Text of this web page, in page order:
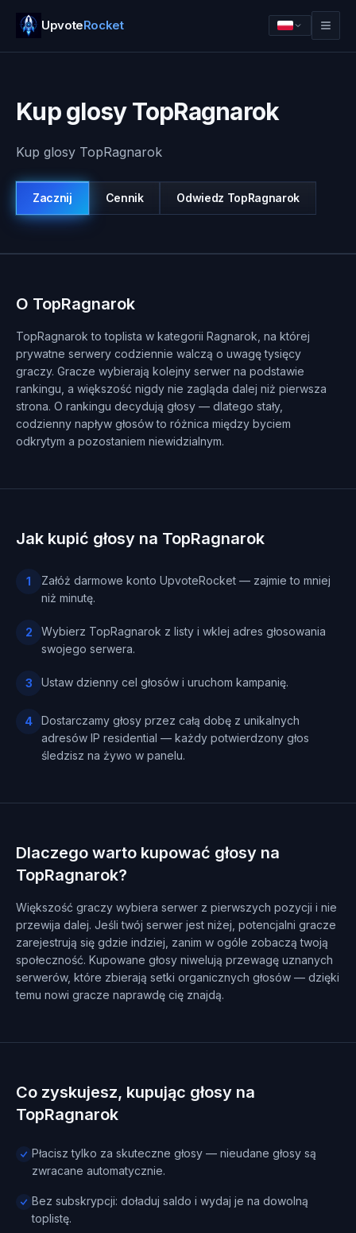
UpvoteRocket
Kup glosy TopRagnarok
Kup glosy TopRagnarok
Zacznij Cennik Odwiedz TopRagnarok
O TopRagnarok
TopRagnarok to toplista w kategorii Ragnarok, na której
prywatne serwery codziennie walczą o uwagę tysięcy
graczy. Gracze wybierają kolejny serwer na podstawie
rankingu, a większość nigdy nie zagląda dalej niż pierwsza
strona. O rankingu decydują głosy — dlatego stały,
codzienny napływ głosów to różnica między byciem
odkrytym a pozostaniem niewidzialnym.
Jak kupić głosy na TopRagnarok
1
Załóż darmowe konto UpvoteRocket — zajmie to mniej
niż minutę.
2
Wybierz TopRagnarok z listy i wklej adres głosowania
swojego serwera.
3 Ustaw dzienny cel głosów i uruchom kampanię.
4
Dostarczamy głosy przez całą dobę z unikalnych
adresów IP residential — każdy potwierdzony głos
śledzisz na żywo w panelu.
Dlaczego warto kupować głosy na
TopRagnarok?
Większość graczy wybiera serwer z pierwszych pozycji i nie
przewija dalej. Jeśli twój serwer jest niżej, potencjalni gracze
zarejestrują się gdzie indziej, zanim w ogóle zobaczą twoją
społeczność. Kupowane głosy niwelują przewagę uznanych
serwerów, które zbierają setki organicznych głosów — dzięki
temu nowi gracze naprawdę cię znajdą.
Co zyskujesz, kupując głosy na
TopRagnarok
Płacisz tylko za skuteczne głosy — nieudane głosy są
zwracane automatycznie.
Bez subskrypcji: doładuj saldo i wydaj je na dowolną
toplistę.